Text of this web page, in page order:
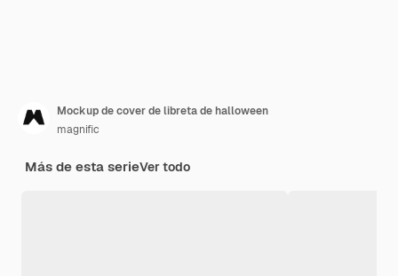
Mockup de cover de libreta de halloween
magnific
Más de esta serieVer todo